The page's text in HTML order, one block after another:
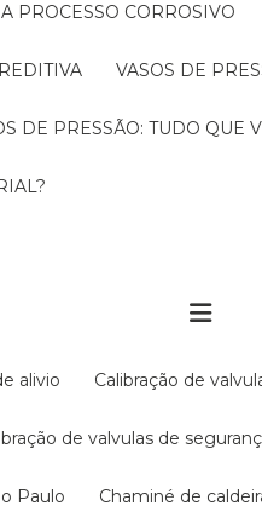
PROCESSO CORROSIVO
VASOS DE
DE PRESSÃO: TUDO QUE
alivio Calibração de
de valvulas de
Paulo Chaminé de